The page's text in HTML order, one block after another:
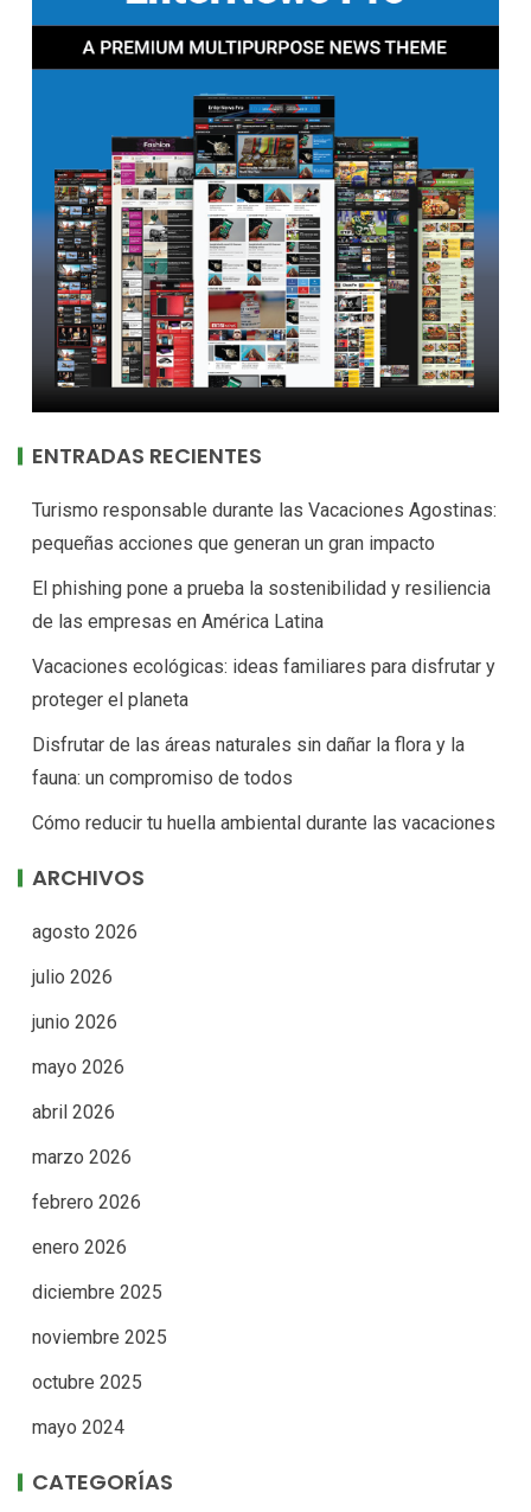
ENTRADAS RECIENTES
Turismo responsable durante las Vacaciones Agostinas:
pequeñas acciones que generan un gran impacto
El phishing pone a prueba la sostenibilidad y resiliencia
de las empresas en América Latina
Vacaciones ecológicas: ideas familiares para disfrutar y
proteger el planeta
Disfrutar de las áreas naturales sin dañar la flora y la
fauna: un compromiso de todos
Cómo reducir tu huella ambiental durante las vacaciones
ARCHIVOS
agosto 2026
julio 2026
junio 2026
mayo 2026
abril 2026
marzo 2026
febrero 2026
enero 2026
diciembre 2025
noviembre 2025
octubre 2025
mayo 2024
CATEGORÍAS